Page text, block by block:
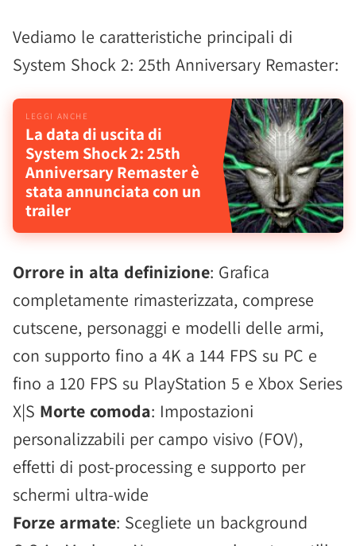
Vediamo le caratteristiche principali di
System Shock 2: 25th Anniversary Remaster:
La data di uscita di
System Shock 2: 25th
Anniversary Remaster è
stata annunciata con un
trailer
Orrore in alta definizione: Grafica
completamente rimasterizzata, comprese
cutscene, personaggi e modelli delle armi,
con supporto fino a 4K a 144 FPS su PC e
fino a 120 FPS su PlayStation 5 e Xbox Series
X|S Morte comoda: Impostazioni
personalizzabili per campo visivo (FOV),
effetti di post-processing e supporto per
schermi ultra-wide
Forze armate: Scegliete un background